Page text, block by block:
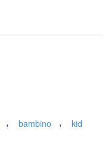
, bambino , kid